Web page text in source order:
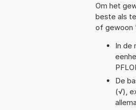
Om het
beste als
of gewoon
In de
De
(√),